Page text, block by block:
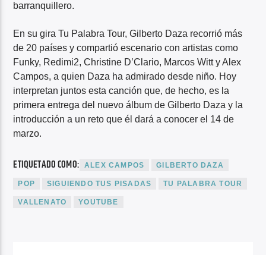
barranquillero.
En su gira Tu Palabra Tour, Gilberto Daza recorrió más
de 20 países y compartió escenario con artistas como
Funky, Redimi2, Christine D’Clario, Marcos Witt y Alex
Campos, a quien Daza ha admirado desde niño. Hoy
interpretan juntos esta canción que, de hecho, es la
primera entrega del nuevo álbum de Gilberto Daza y la
introducción a un reto que él dará a conocer el 14 de
marzo.
ETIQUETADO COMO: ALEX CAMPOS GILBERTO DAZA
POP SIGUIENDO TUS PISADAS TU PALABRA TOUR
VALLENATO YOUTUBE